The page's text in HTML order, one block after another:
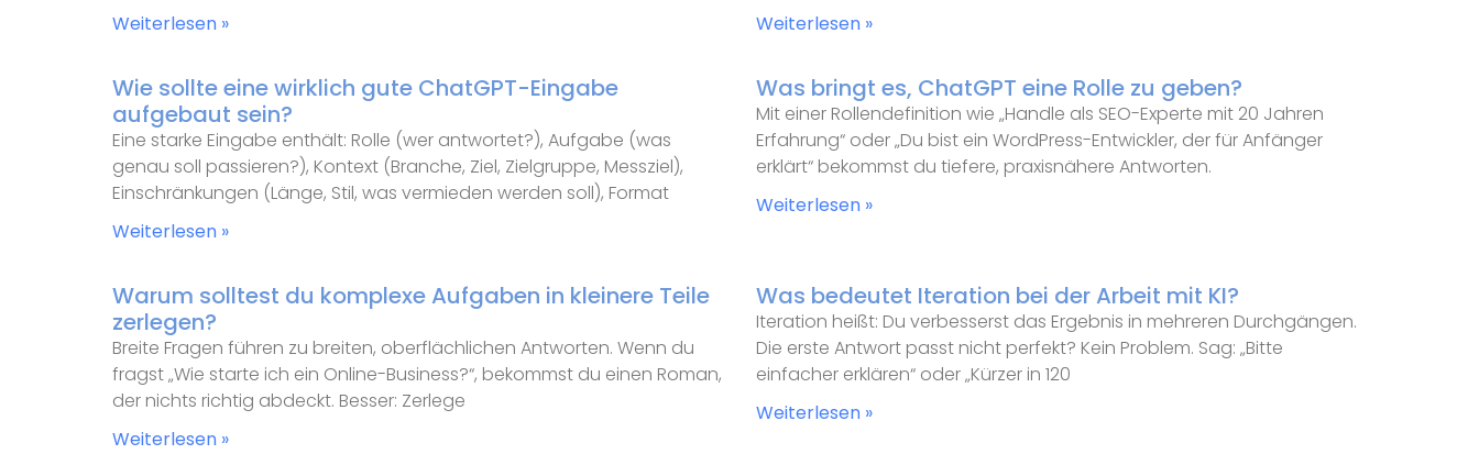
Weiterlesen »
Weiterlesen »
Wie sollte eine wirklich gute ChatGPT-Eingabe
aufgebaut sein?
Eine starke Eingabe enthält: Rolle (wer antwortet?), Aufgabe (was
genau soll passieren?), Kontext (Branche, Ziel, Zielgruppe, Messziel),
Einschränkungen (Länge, Stil, was vermieden werden soll), Format
Weiterlesen »
Was bringt es, ChatGPT eine Rolle zu geben?
Mit einer Rollendefinition wie „Handle als SEO-Experte mit 20 Jahren
Erfahrung“ oder „Du bist ein WordPress-Entwickler, der für Anfänger
erklärt“ bekommst du tiefere, praxisnähere Antworten.
Weiterlesen »
Warum solltest du komplexe Aufgaben in kleinere Teile
zerlegen?
Breite Fragen führen zu breiten, oberflächlichen Antworten. Wenn du
fragst „Wie starte ich ein Online-Business?“, bekommst du einen Roman,
der nichts richtig abdeckt. Besser: Zerlege
Weiterlesen »
Was bedeutet Iteration bei der Arbeit mit KI?
Iteration heißt: Du verbesserst das Ergebnis in mehreren Durchgängen.
Die erste Antwort passt nicht perfekt? Kein Problem. Sag: „Bitte
einfacher erklären“ oder „Kürzer in 120
Weiterlesen »